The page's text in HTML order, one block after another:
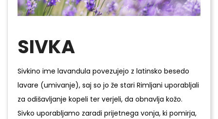
SIVKA
Sivkino ime lavandula povezujejo z latinsko besedo
lavare (umivanje), saj so jo že stari Rimljani uporabljali
za odišavljanje kopeli ter verjeli, da obnavlja kožo.
Sivko uporabljamo zaradi prijetnega vonja, ki pomirja,